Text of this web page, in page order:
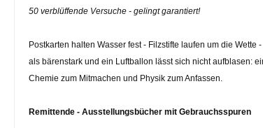
50 verblüffende Versuche - gelingt garantiert!
Postkarten halten Wasser fest - Filzstifte laufen um die
als bärenstark und ein Luftballon lässt sich nicht aufblasen:
Chemie zum Mitmachen und Physik zum Anfassen.
Remittende - Ausstellungsbücher mit Gebrauchsspuren